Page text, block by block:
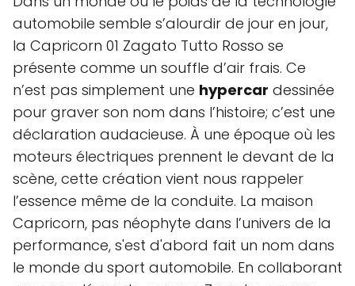
automobile semble s’alourdir de jour en jour,
la Capricorn 01 Zagato Tutto Rosso se
présente comme un souffle d’air frais. Ce
n’est pas simplement une hypercar dessinée
pour graver son nom dans l’histoire; c’est une
déclaration audacieuse. À une époque où les
moteurs électriques prennent le devant de la
scène, cette création vient nous rappeler
l’essence même de la conduite. La maison
Capricorn, pas néophyte dans l’univers de la
performance, s'est d'abord fait un nom dans
le monde du sport automobile. En collaborant